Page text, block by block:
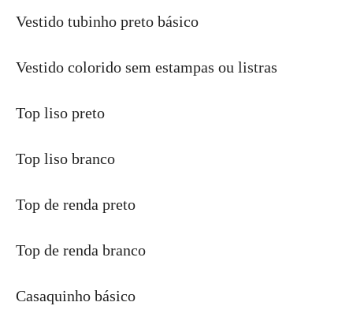
Vestido tubinho preto básico
Vestido colorido sem estampas ou listras
Top liso preto
Top liso branco
Top de renda preto
Top de renda branco
Casaquinho básico